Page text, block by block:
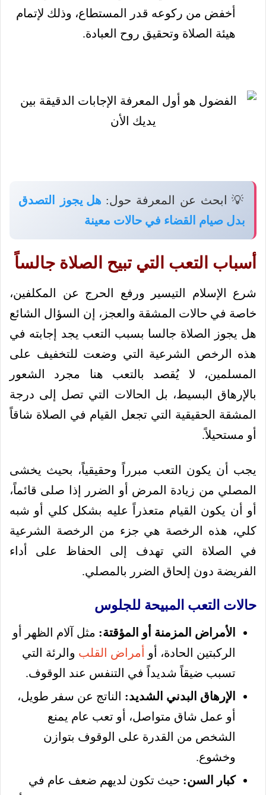
أخفض من ركوعه قدر المستطاع، وذلك لإتمام
هيئة الصلاة وتحقيق روح العبادة.
💡 ابحث عن المعرفة حول:هل يجوز التصدق
بدل صيام القضاء في حالات معينة
أسباب التعب التي تبيح الصلاة جالساً
شرع الإسلام التيسير ورفع الحرج عن المكلفين،
خاصة في حالات المشقة والعجز، إن السؤال الشائع
هل يجوز الصلاة جالسا بسبب التعب يجد إجابته في
هذه الرخص الشرعية التي وضعت للتخفيف على
المسلمين، لا يُقصد بالتعب هنا مجرد الشعور
بالإرهاق البسيط، بل الحالات التي تصل إلى درجة
المشقة الحقيقية التي تجعل القيام في الصلاة شاقاً
أو مستحيلاً.
يجب أن يكون التعب مبرراً وحقيقياً، بحيث يخشى
المصلي من زيادة المرض أو الضرر إذا صلى قائماً،
أو أن يكون القيام متعذراً عليه بشكل كلي أو شبه
كلي، هذه الرخصة هي جزء من الرخصة الشرعية
في الصلاة التي تهدف إلى الحفاظ على أداء
الفريضة دون إلحاق الضرر بالمصلي.
حالات التعب المبيحة للجلوس
الأمراض المزمنة أو المؤقتة: مثل آلام الظهر أو
الركبتين الحادة، أو أمراض القلب والرئة التي
تسبب ضيقاً شديداً في التنفس عند الوقوف.
الإرهاق البدني الشديد: الناتج عن سفر طويل،
أو عمل شاق متواصل، أو تعب عام يمنع
الشخص من القدرة على الوقوف بتوازن
وخشوع.
كبار السن: حيث تكون لديهم ضعف عام في